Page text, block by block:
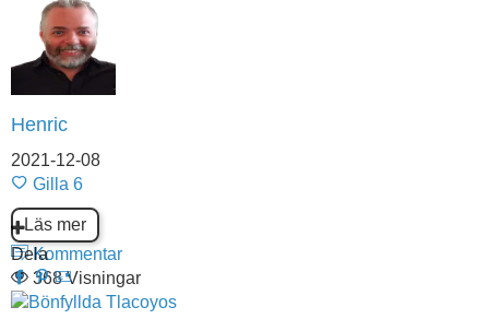
Henric
2021-12-08
Gilla 6
Läs mer
Kommentar
368 Visningar
Dela